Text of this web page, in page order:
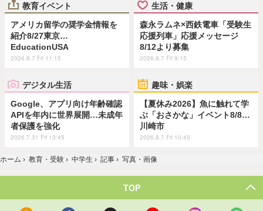
教育イベント
アメリカ留学の奨学金情報を
紹介8/27東京…
EducationUSA
2026.8.7 Fri 11:15
生活・健康
森永ラムネ×西鉄電車「受験生
応援列車」応援メッセージ
8/12より募集
2026.8.7 Fri 9:15
デジタル生活
Google、アプリ向け年齢確認
APIを年内に世界展開…未成年
者保護を強化
2026.7.31 Fri 13:45
趣味・娯楽
【夏休み2026】魚に触れて学
ぶ「おさかな」イベント8/8…
川崎市
2026.8.7 Fri 10:45
ホーム › 教育・受験 › 中学生 › 記事 › 写真・画像
TOP